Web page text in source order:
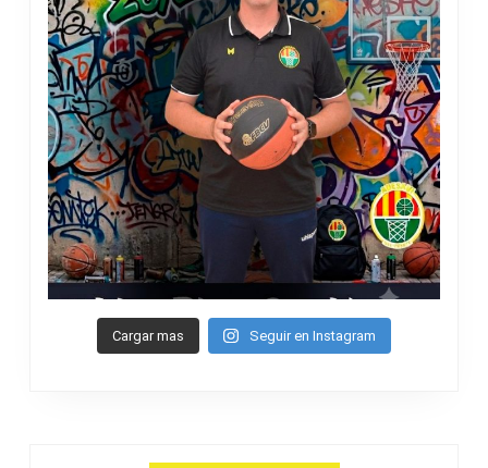
Cargar mas Seguir en Instagram